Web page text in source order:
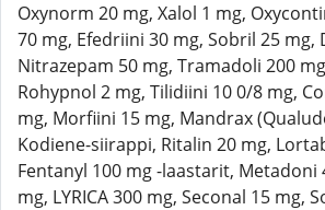
Oxynorm 20 mg, Xalol 1 mg,
70 mg, Efedriini 30 mg, Sobril 25 mg,
Nitrazepam 50 mg, Tramadoli 200
Rohypnol 2 mg, Tilidiini 10 0/8 mg,
mg, Morfiini 15 mg, Mandrax
Kodiene-siirappi, Ritalin 20 mg,
Fentanyl 100 mg -laastarit, Metadoni
mg, LYRICA 300 mg, Seconal 15 mg,